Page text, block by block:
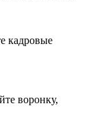
кадровые
воронку,